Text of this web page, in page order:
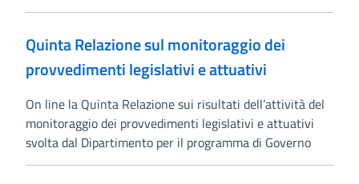
Quinta Relazione sul monitoraggio dei
provvedimenti legislativi e attuativi
On line la Quinta Relazione sui risultati dell’attività del
monitoraggio dei provvedimenti legislativi e attuativi
svolta dal Dipartimento per il programma di Governo